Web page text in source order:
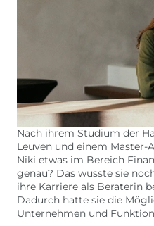
Nach ihrem Studium der
Leuven und einem Master-
Niki etwas im Bereich
genau? Das wusste sie
ihre Karriere als Beraterin
Dadurch hatte sie die
Unternehmen und